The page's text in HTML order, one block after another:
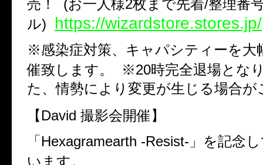
売！ (お一人様2枚まで先着/整理番
ル) https://wizardstore.stores.jp/
※感染症対策、キャパシティーを大
催致します。 ※20時完全退場とな
た、情勢により変更が生じる場合が
【David 撮影会開催】
「Hexagramearth -Resist-」を記念
います。